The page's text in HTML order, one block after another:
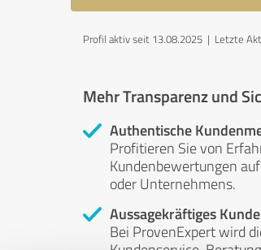
Profil aktiv seit 13.08.2025 | Letzte
Mehr Transparenz und
Authentische
Profitieren Sie von
Kundenbewertungen
oder Unternehmens.
Aussagekräftiges
Bei ProvenExpert wird